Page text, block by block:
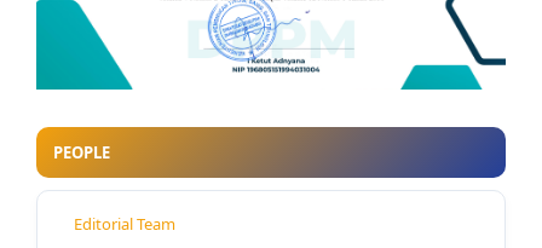
PEOPLE
Editorial Team